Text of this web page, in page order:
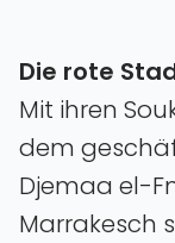
Die rote
Mit ihren
dem
Djemaa el-
Marrakesch